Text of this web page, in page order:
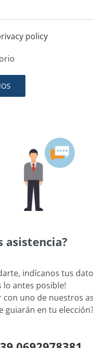
policy
asistencia?
indícanos tus
antes posible!
con uno de nuestros
guiarán en tu